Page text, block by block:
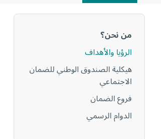
البحث
عن:
من نحن؟
الرؤيا والأهداف
هيكلية الصندوق الوطني للضمان
الاجتماعي
فروع الضمان
الدوام الرسمي